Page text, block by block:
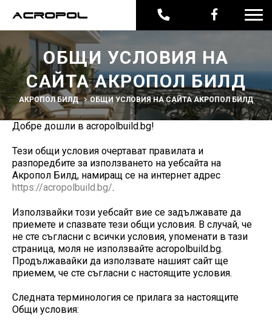
ОБЩИ УСЛОВИЯ НА
САЙТА АКРОПОЛ БИЛД
АКРОПОЛ БИЛД ОБЩИ УСЛОВИЯ НА САЙТА АКРОПОЛ БИЛД
Добре дошли в acropolbuild.bg!
Тези общи условия очертават правилата и
разпоредбите за използването на уебсайта на
Акропол Билд, намиращ се на интернет адрес
https://acropolbuild.bg/.
Използвайки този уебсайт вие се задължавате да
приемете и спазвате тези общи условия. В случай, че
не сте съгласни с всички условия, упоменати в тази
страница, моля не използвайте acropolbuild.bg.
Продължавайки да използвате нашият сайт ще
приемем, че сте съгласни с настоящите условия.
Следната терминология се прилага за настоящите
Общи условия: